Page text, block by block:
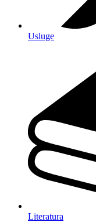
Usluge
Literatura